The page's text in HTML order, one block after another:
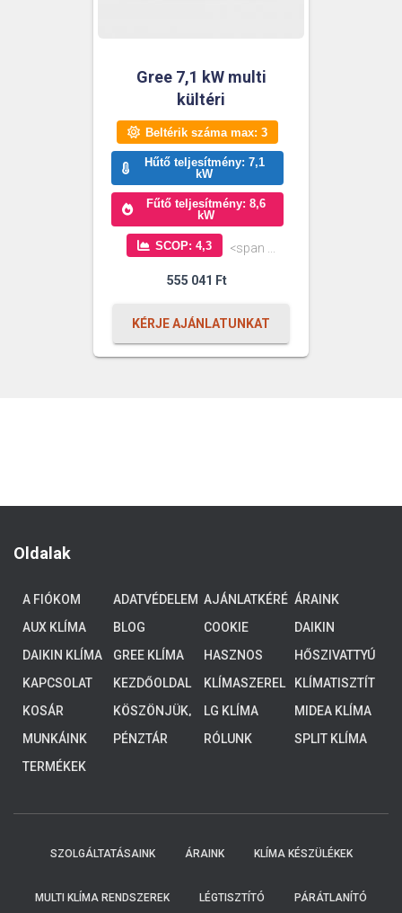
Gree 7,1 kW multi
kültéri
Beltérik száma max: 3
Hűtő teljesítmény: 7,1
kW
Fűtő teljesítmény: 8,6
kW
SCOP: 4,3 <span ...
555 041 Ft
KÉRJE AJÁNLATUNKAT
Oldalak
A FIÓKOM ADATVÉDELEM AJÁNLATKÉRÉ ÁRAINK
AUX KLÍMA
BLOG
COOKIE
DAIKIN
ALACSONY
HŐMÉRSÉKLE
RENDSZEREK,
DAIKIN KLÍMA GREE KLÍMA
HASZNOS
TUDNIVALÓK
HŐSZIVATTYÚ
KAPCSOLAT KEZDŐOLDAL
KLÍMASZEREL
KLÍMATISZTÍT
KOSÁR
KÖSZÖNJÜK,
HOGY
ELKÜLDTE
FELKERESIK
LG KLÍMA
MIDEA KLÍMA
MUNKÁINK
PÉNZTÁR RÓLUNK
SPLIT KLÍMA
TERMÉKEK
SZOLGÁLTATÁSAINK ÁRAINK KLÍMA KÉSZÜLÉKEK
MULTI KLÍMA RENDSZEREK LÉGTISZTÍTÓ PÁRÁTLANÍTÓ